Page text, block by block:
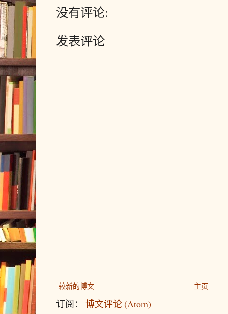
没有评论:
发表评论
较新的博文 主页
订阅： 博文评论 (Atom)